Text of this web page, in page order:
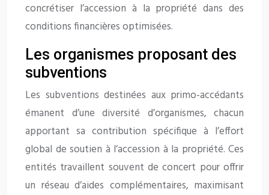
concrétiser l’accession à la propriété dans des
conditions financières optimisées.
Les organismes proposant des
subventions
Les subventions destinées aux primo-accédants
émanent d’une diversité d’organismes, chacun
apportant sa contribution spécifique à l’effort
global de soutien à l’accession à la propriété. Ces
entités travaillent souvent de concert pour offrir
un réseau d’aides complémentaires, maximisant